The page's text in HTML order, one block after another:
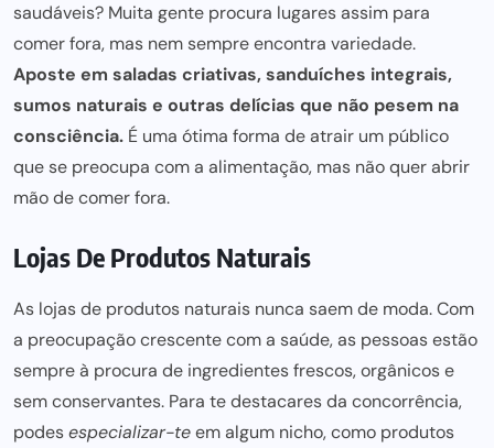
saudáveis? Muita gente procura lugares assim para
comer fora, mas nem sempre encontra variedade.
Aposte em saladas criativas, sanduíches integrais,
sumos naturais e outras delícias que não pesem na
consciência. É uma ótima forma de atrair um público
que se preocupa com a alimentação, mas não quer abrir
mão de comer fora.
Lojas De Produtos Naturais
As lojas de produtos naturais nunca saem de moda. Com
a preocupação crescente com a saúde, as pessoas estão
sempre à procura de ingredientes frescos, orgânicos e
sem conservantes. Para te destacares da concorrência,
podesespecializar-teem algum nicho, como produtos